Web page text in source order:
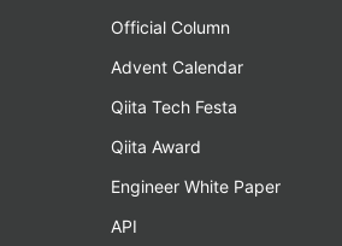
Official Column
Advent Calendar
Qiita Tech Festa
Qiita Award
Engineer White Paper
API